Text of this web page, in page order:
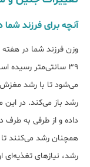
آنچه برای فرزند
39 سانتی‌متر
می‌شود تا با رشد
رشد باز می‌کند. در این
داده و از طرفی به
همچنان رشد می‌کنند
رشد، نیازهای تغذیه‌ای